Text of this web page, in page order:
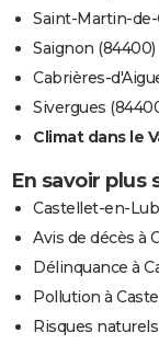
Saint-Martin-de-
Saignon (84400)
Cabrières-
Sivergues
Climat dans le
En savoir plus
Castellet-en-
Avis de décès à
Délinquance à
Pollution à
Risques